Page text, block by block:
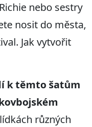
nebo sestry
nosit do města,
Jak vytvořit
k těmto šatům
různých